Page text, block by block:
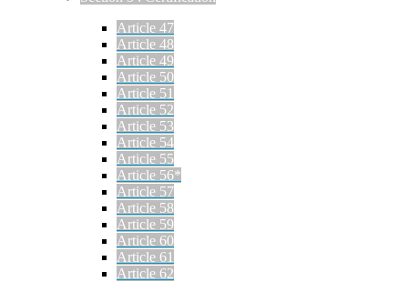
Article 47
Article 48
Article 49
Article 50
Article 51
Article 52
Article 53
Article 54
Article 55
Article 56*
Article 57
Article 58
Article 59
Article 60
Article 61
Article 62